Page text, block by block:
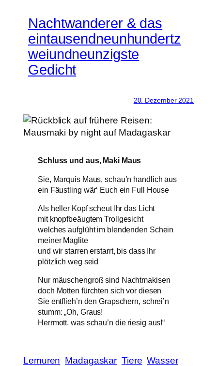
Nachtwanderer & das
eintausendneunhundertz
weiundneunzigste
Gedicht
20. Dezember 2021
Schluss und aus, Maki Maus
Sie, Marquis Maus, schau’n handlich aus
ein Fäustling wär‘ Euch ein Full House
Als heller Kopf scheut Ihr das Licht
mit knopfbeäugtem Trollgesicht
welches aufglüht im blendenden Schein
meiner Maglite
und wir starren erstarrt, bis dass Ihr
plötzlich weg seid
Nur mäuschengroß sind Nachtmakisen
doch Motten fürchten sich vor diesen
Sie entflieh’n den Grapschern, schrei’n
stumm: „Oh, Graus!
Herrmott, was schau’n die riesig aus!“
Lemuren Madagaskar Tiere Wasser